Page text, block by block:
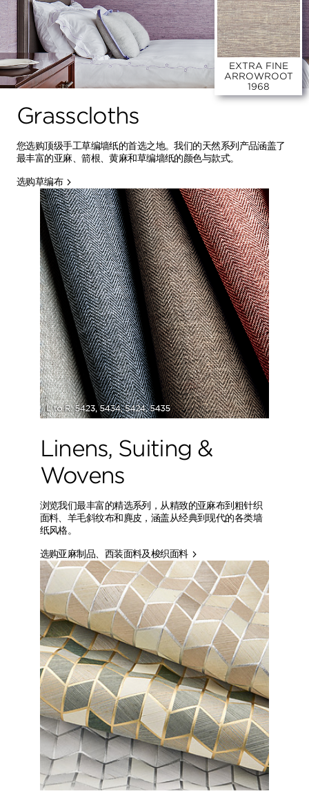
EXTRA FINE
ARROWROOT
1968
Grasscloths
您选购顶级手工草编墙纸的首选之地。我们的天然系列产品涵盖了
最丰富的亚麻、箭根、黄麻和草编墙纸的颜色与款式。
选购草编布
Linens, Suiting &
Wovens
浏览我们最丰富的精选系列，从精致的亚麻布到粗针织
面料、羊毛斜纹布和麂皮，涵盖从经典到现代的各类墙
纸风格。
选购亚麻制品、西装面料及梭织面料